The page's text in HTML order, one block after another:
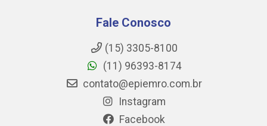
Fale Conosco
(15) 3305-8100
(11) 96393-8174
contato@epiemro.com.br
Instagram
Facebook